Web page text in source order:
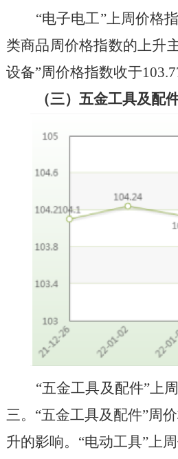
“电子电工”上周价格
类商品周价格指数的上升
设备”周价格指数收于
（三）五金工具及配
“五金工具及配件”上
三。 “五金工具及配件”周
升的影响。 “电动工具”上